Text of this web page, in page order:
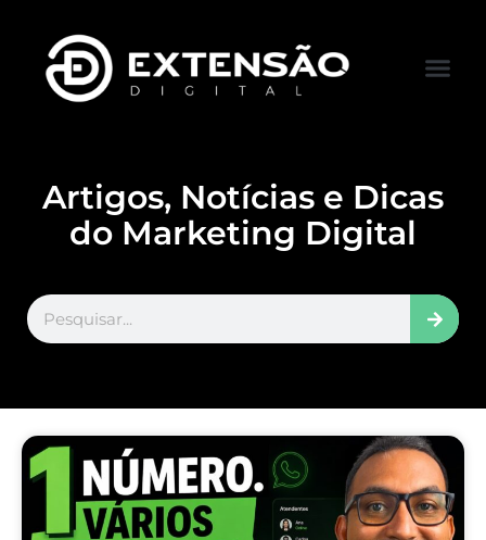
Artigos, Notícias e Dicas
do Marketing Digital